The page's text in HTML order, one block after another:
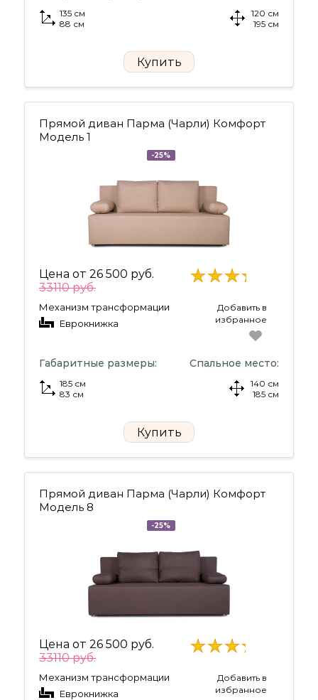
135 см
88 см
120 см
195 см
Купить
Прямой диван Парма (Чарли) Комфорт
Модель 1
-25%
Цена от 26 500 руб.
33110 руб.
Механизм трансформации
Еврокнижка
Добавить в
избранное
Габаритные размеры:
185 см
83 см
Спальное место:
140 см
185 см
Купить
Прямой диван Парма (Чарли) Комфорт
Модель 8
-25%
Цена от 26 500 руб.
33110 руб.
Механизм трансформации
Еврокнижка
Добавить в
избранное